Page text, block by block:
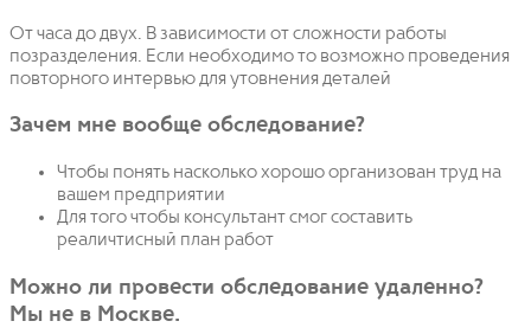
От часа до двух. В зависимости от сложности работы
позразделения. Если необходимо то возможно проведения
повторного интервью для утовнения деталей
Зачем мне вообще обследование?
Чтобы понять насколько хорошо организован труд на
вашем предприятии
Для того чтобы консультант смог составить
реаличтисный план работ
Можно ли провести обследование удаленно?
Мы не в Москве.